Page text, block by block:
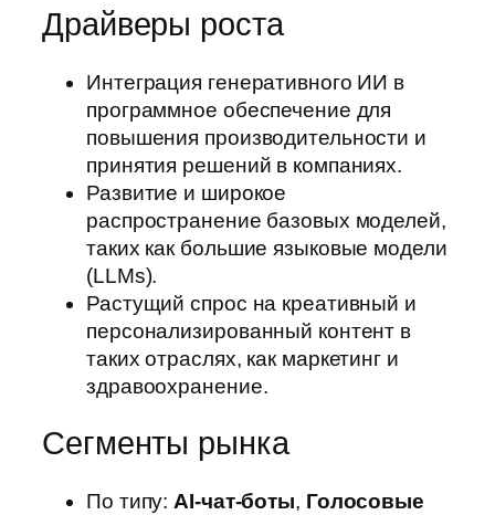
Драйверы роста
Интеграция генеративного ИИ в
программное обеспечение для
повышения производительности и
принятия решений в компаниях.
Развитие и широкое
распространение базовых моделей,
таких как большие языковые модели
(LLMs).
Растущий спрос на креативный и
персонализированный контент в
таких отраслях, как маркетинг и
здравоохранение.
Сегменты рынка
По типу: AI-чат-боты, Голосовые